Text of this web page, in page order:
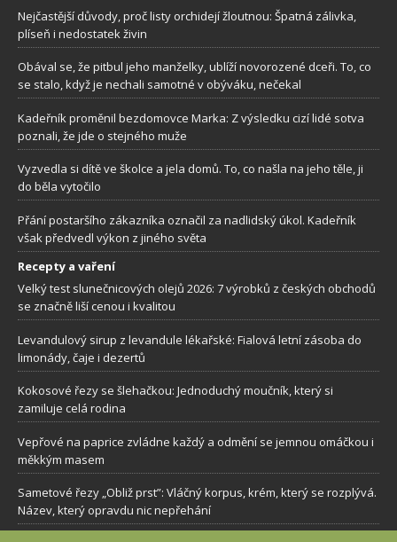
Nejčastější důvody, proč listy orchidejí žloutnou: Špatná zálivka,
plíseň i nedostatek živin
Obával se, že pitbul jeho manželky, ublíží novorozené dceři. To, co
se stalo, když je nechali samotné v obýváku, nečekal
Kadeřník proměnil bezdomovce Marka: Z výsledku cizí lidé sotva
poznali, že jde o stejného muže
Vyzvedla si dítě ve školce a jela domů. To, co našla na jeho těle, ji
do běla vytočilo
Přání postaršího zákazníka označil za nadlidský úkol. Kadeřník
však předvedl výkon z jiného světa
Recepty a vaření
Velký test slunečnicových olejů 2026: 7 výrobků z českých obchodů
se značně liší cenou i kvalitou
Levandulový sirup z levandule lékařské: Fialová letní zásoba do
limonády, čaje i dezertů
Kokosové řezy se šlehačkou: Jednoduchý moučník, který si
zamiluje celá rodina
Vepřové na paprice zvládne každý a odmění se jemnou omáčkou i
měkkým masem
Sametové řezy „Obliž prst”: Vláčný korpus, krém, který se rozplývá.
Název, který opravdu nic nepřehání